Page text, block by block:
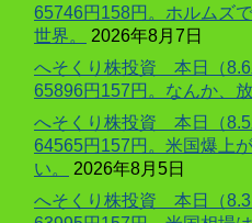
65746円158円。ホルムズ
世界。
2026年8月7日
へそくり株投資 本日（8.6
65896円157円。なんか、
へそくり株投資 本日（8.5
64565円157円。米国爆上
い。
2026年8月5日
へそくり株投資 本日（8.3